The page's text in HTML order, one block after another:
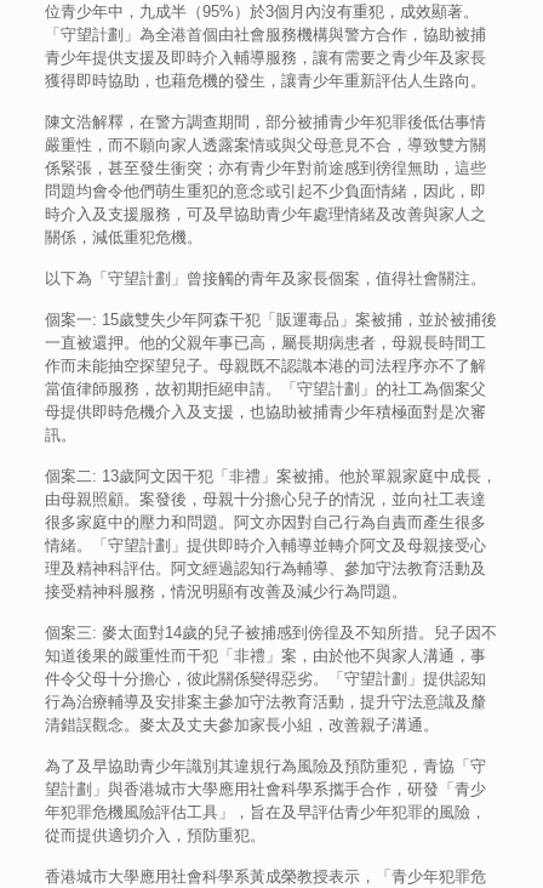
位青少年中，九成半（95%）於3個月內沒有重犯，成效顯著。
「守望計劃」為全港首個由社會服務機構與警方合作，協助被捕
青少年提供支援及即時介入輔導服務，讓有需要之青少年及家長
獲得即時協助，也藉危機的發生，讓青少年重新評估人生路向。
陳文浩解釋，在警方調查期間，部分被捕青少年犯罪後低估事情
嚴重性，而不願向家人透露案情或與父母意見不合，導致雙方關
係緊張，甚至發生衝突；亦有青少年對前途感到徬徨無助，這些
問題均會令他們萌生重犯的意念或引起不少負面情緒，因此，即
時介入及支援服務，可及早協助青少年處理情緒及改善與家人之
關係，減低重犯危機。
以下為「守望計劃」曾接觸的青年及家長個案，值得社會關注。
個案一: 15歲雙失少年阿森干犯「販運毒品」案被捕，並於被捕後
一直被還押。他的父親年事已高，屬長期病患者，母親長時間工
作而未能抽空探望兒子。母親既不認識本港的司法程序亦不了解
當值律師服務，故初期拒絕申請。「守望計劃」的社工為個案父
母提供即時危機介入及支援，也協助被捕青少年積極面對是次審
訊。
個案二: 13歲阿文因干犯「非禮」案被捕。他於單親家庭中成長，
由母親照顧。案發後，母親十分擔心兒子的情況，並向社工表達
很多家庭中的壓力和問題。阿文亦因對自己行為自責而產生很多
情緒。「守望計劃」提供即時介入輔導並轉介阿文及母親接受心
理及精神科評估。阿文經過認知行為輔導、參加守法教育活動及
接受精神科服務，情況明顯有改善及減少行為問題。
個案三: 麥太面對14歲的兒子被捕感到傍徨及不知所措。兒子因不
知道後果的嚴重性而干犯「非禮」案，由於他不與家人溝通，事
件令父母十分擔心，彼此關係變得惡劣。「守望計劃」提供認知
行為治療輔導及安排案主參加守法教育活動，提升守法意識及釐
清錯誤觀念。麥太及丈夫參加家長小組，改善親子溝通。
為了及早協助青少年識別其違規行為風險及預防重犯，青協「守
望計劃」與香港城市大學應用社會科學系攜手合作，研發「青少
年犯罪危機風險評估工具」，旨在及早評估青少年犯罪的風險，
從而提供適切介入，預防重犯。
香港城市大學應用社會科學系黃成榮教授表示，「青少年犯罪危